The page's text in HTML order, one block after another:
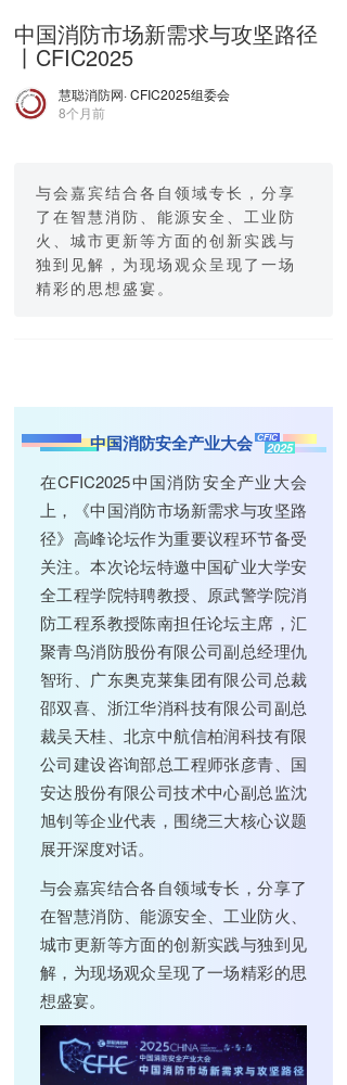
中国消防市场新需求与攻坚路径
丨CFIC2025
慧聪消防网· CFIC2025组委会
8个月前
与会嘉宾结合各自领域专长，分享
了在智慧消防、能源安全、工业防
火、城市更新等方面的创新实践与
独到见解，为现场观众呈现了一场
精彩的思想盛宴。
中国消防安全产业大会 CFIC
2025
在CFIC2025中国消防安全产业大会
上，《中国消防市场新需求与攻坚路
径》高峰论坛作为重要议程环节备受
关注。本次论坛特邀中国矿业大学安
全工程学院特聘教授、原武警学院消
防工程系教授陈南担任论坛主席，汇
聚青鸟消防股份有限公司副总经理仇
智珩、广东奥克莱集团有限公司总裁
邵双喜、浙江华消科技有限公司副总
裁吴天桂、北京中航信柏润科技有限
公司建设咨询部总工程师张彦青、国
安达股份有限公司技术中心副总监沈
旭钊等企业代表，围绕三大核心议题
展开深度对话。
与会嘉宾结合各自领域专长，分享了
在智慧消防、能源安全、工业防火、
城市更新等方面的创新实践与独到见
解，为现场观众呈现了一场精彩的思
想盛宴。